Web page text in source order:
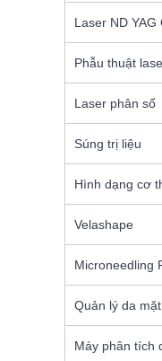
Laser ND YAG
Phẫu thuật
Laser phân số
Súng trị liệu
Hình dạng cơ
Velashape
Microneedling
Quản lý da
Máy phân tích